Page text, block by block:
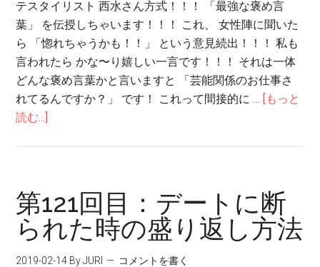
テスタイリスト 西水さん方式！！！ 「最強な褒め言
葉」 を伝授しちゃいます！！！ これ、 女性陣に聞いた
ら 「惚れちゃうかも！！」 という意見続出！！！ 私も
言われたら かな〜り嬉しい一言です！！！ それは一体
どんな褒め言葉かと言いますと 「芸能関係のお仕事さ
れてるんですか？」 です！ これって間接的に … [もっと
読む...]
第121回目：デートに断
られた時の盛り返し方法
2019-02-14 By JURI コメントを書く